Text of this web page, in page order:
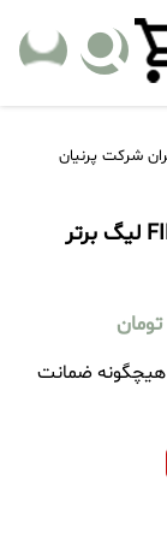
بازی سونی 2 FIFA23 لیگ برتر
تومان
بازی های سونی 1 و 2 هیچگونه ضمانت